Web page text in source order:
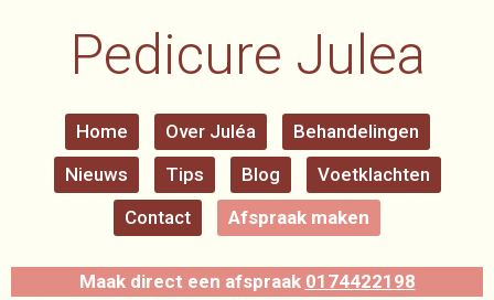
Pedicure Julea
Home Over Juléa
Behandelingen
Nieuws
Tips Blog
Voetklachten
Contact
Afspraak maken
Maak direct een afspraak 0174422198